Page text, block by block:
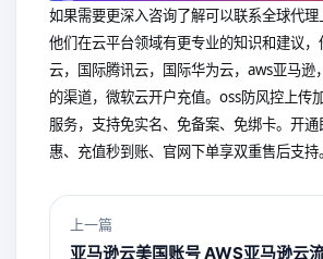
如果需要更深入咨询了解可以联系全球代理
他们在云平台领域有更专业的知识和建议
云，国际腾讯云，国际华为云，aws亚马逊
的渠道，微软云开户充值。oss防风控上传
服务，支持免实名、免备案、免绑卡。开
惠、充值秒到账、官网下单享双重售后支持。
上一篇
亚马逊云美国账号 AWS亚马逊云